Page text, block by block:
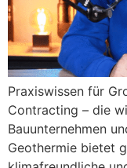
Praxiswissen für
Contracting – die
Bauunternehmen
Geothermie bietet